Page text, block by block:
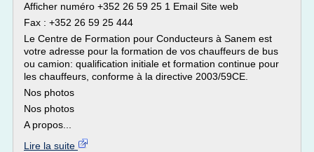
Afficher numéro +352 26 59 25 1 Email Site web
Fax : +352 26 59 25 444
Le Centre de Formation pour Conducteurs à Sanem est
votre adresse pour la formation de vos chauffeurs de bus
ou camion: qualification initiale et formation continue pour
les chauffeurs, conforme à la directive 2003/59CE.
Nos photos
Nos photos
A propos...
Lire la suite